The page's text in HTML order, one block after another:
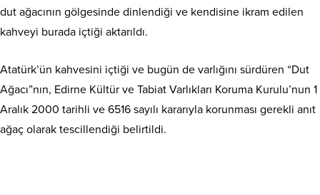
dut ağacının gölgesinde dinlendiği ve kendisine ikram edilen
kahveyi burada içtiği aktarıldı.
Atatürk’ün kahvesini içtiği ve bugün de varlığını sürdüren “Dut
Ağacı”nın, Edirne Kültür ve Tabiat Varlıkları Koruma Kurulu’nun 1
Aralık 2000 tarihli ve 6516 sayılı kararıyla korunması gerekli anıt
ağaç olarak tescillendiği belirtildi.